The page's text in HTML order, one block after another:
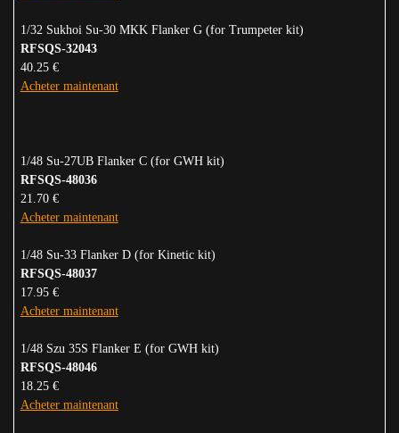
1/32 Sukhoi Su-30 MKK Flanker G (for Trumpeter kit)
RFSQS-32043
40.25 €
Acheter maintenant
1/48 Su-27UB Flanker C (for GWH kit)
RFSQS-48036
21.70 €
Acheter maintenant
1/48 Su-33 Flanker D (for Kinetic kit)
RFSQS-48037
17.95 €
Acheter maintenant
1/48 Szu 35S Flanker E (for GWH kit)
RFSQS-48046
18.25 €
Acheter maintenant